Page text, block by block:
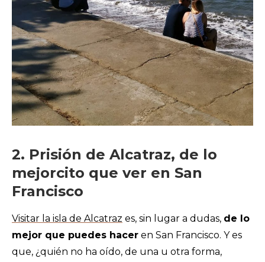
2. Prisión de Alcatraz, de lo
mejorcito que ver en San
Francisco
Visitar la isla de Alcatraz es, sin lugar a dudas, de lo
mejor que puedes hacer en San Francisco. Y es
que, ¿quién no ha oído, de una u otra forma,